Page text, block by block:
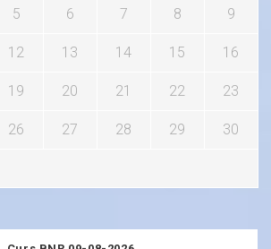
5 6 7 8 9
12 13 14 15 16
19 20 21 22 23
26 27 28 29 30